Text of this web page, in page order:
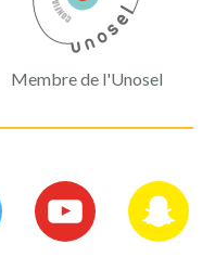
Membre de l'Unosel